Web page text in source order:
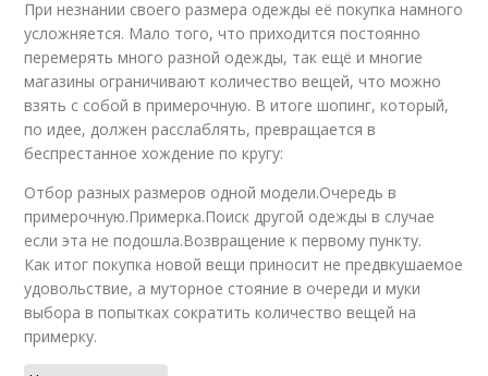
При незнании своего размера одежды её покупка намного
усложняется. Мало того, что приходится постоянно
перемерять много разной одежды, так ещё и многие
магазины ограничивают количество вещей, что можно
взять с собой в примерочную. В итоге шопинг, который,
по идее, должен расслаблять, превращается в
беспрестанное хождение по кругу:
Отбор разных размеров одной модели.Очередь в
примерочную.Примерка.Поиск другой одежды в случае
если эта не подошла.Возвращение к первому пункту.
Как итог покупка новой вещи приносит не предвкушаемое
удовольствие, а муторное стояние в очереди и муки
выбора в попытках сократить количество вещей на
примерку.